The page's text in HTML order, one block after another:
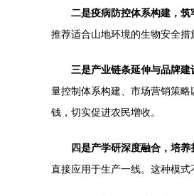
二是疫病防控体系构建，筑
推荐适合山地环境的生物安全
三是产业链条延伸与品牌建
量控制体系构建、市场营销策略
钱，切实促进农民增收。
四是产学研深度融合，培养
直接应用于生产一线。这种模